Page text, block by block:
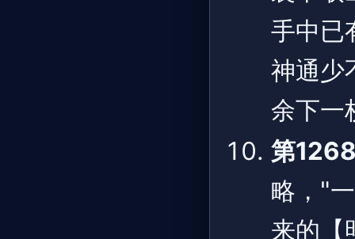
手中已
神通少
余下一
第
略，"
来的【